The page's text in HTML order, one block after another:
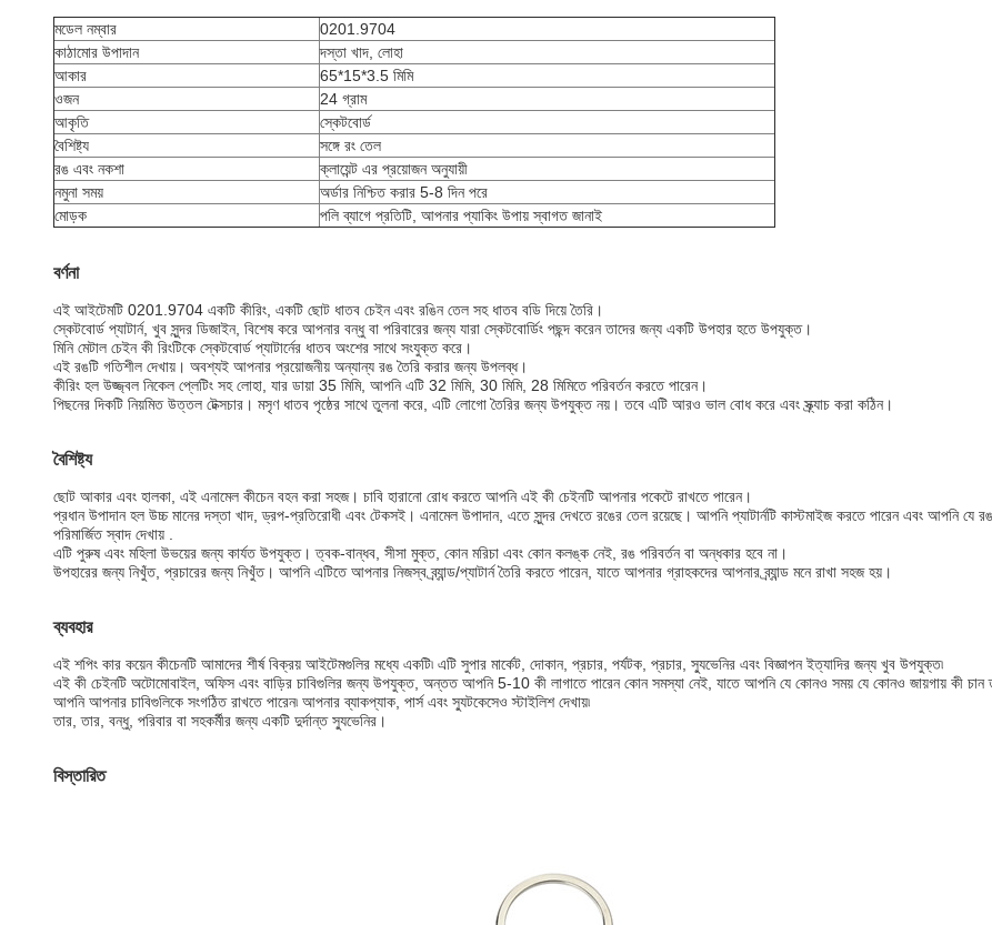
মডেল নম্বার
0201.9704
কাঠামোর উপাদান
দস্তা খাদ, লোহা
আকার
65*15*3.5 মিমি
ওজন
24 গ্রাম
আকৃতি
স্কেটবোর্ড
বৈশিষ্ট্য
সঙ্গে রং তেল
রঙ এবং নকশা
ক্লায়েন্ট এর প্রয়োজন অনুযায়ী
নমুনা সময়
অর্ডার নিশ্চিত করার 5-8 দিন পরে
মোড়ক
পলি ব্যাগে প্রতিটি, আপনার প্যাকিং উপায় স্বাগত জানাই
বর্ণনা
এই আইটেমটি 0201.9704 একটি কীরিং, একটি ছোট ধাতব চেইন এবং রঙিন তেল সহ ধাতব বডি দিয়ে তৈরি।
স্কেটবোর্ড প্যাটার্ন, খুব সুন্দর ডিজাইন, বিশেষ করে আপনার বন্ধু বা পরিবারের জন্য যারা স্কেটবোর্ডিং পছন্দ করেন তাদের জন্য একটি উপহার হতে উপযুক্ত।
মিনি মেটাল চেইন কী রিংটিকে স্কেটবোর্ড প্যাটার্নের ধাতব অংশের সাথে সংযুক্ত করে।
এই রঙটি গতিশীল দেখায়। অবশ্যই আপনার প্রয়োজনীয় অন্যান্য রঙ তৈরি করার জন্য উপলব্ধ।
কীরিং হল উজ্জ্বল নিকেল প্লেটিং সহ লোহা, যার ডায়া 35 মিমি, আপনি এটি 32 মিমি, 30 মিমি, 28 মিমিতে পরিবর্তন করতে পারেন।
পিছনের দিকটি নিয়মিত উত্তল টেক্সচার। মসৃণ ধাতব পৃষ্ঠের সাথে তুলনা করে, এটি লোগো তৈরির জন্য উপযুক্ত নয়। তবে এটি আরও ভাল বোধ করে এবং স্ক্র্যাচ করা কঠিন।
বৈশিষ্ট্য
ছোট আকার এবং হালকা, এই এনামেল কীচেন বহন করা সহজ। চাবি হারানো রোধ করতে আপনি এই কী চেইনটি আপনার পকেটে রাখতে পারেন।
প্রধান উপাদান হল উচ্চ মানের দস্তা খাদ, ড্রপ-প্রতিরোধী এবং টেকসই। এনামেল উপাদান, এতে সুন্দর দেখতে রঙের তেল রয়েছে। আপনি প্যাটার্নটি কাস্টমাইজ করতে পারেন এবং আপনি যে
পরিমার্জিত স্বাদ দেখায় .
এটি পুরুষ এবং মহিলা উভয়ের জন্য কার্যত উপযুক্ত। ত্বক-বান্ধব, সীসা মুক্ত, কোন মরিচা এবং কোন কলঙ্ক নেই, রঙ পরিবর্তন বা অন্ধকার হবে না।
উপহারের জন্য নিখুঁত, প্রচারের জন্য নিখুঁত। আপনি এটিতে আপনার নিজস্ব ব্র্যান্ড/প্যাটার্ন তৈরি করতে পারেন, যাতে আপনার গ্রাহকদের আপনার ব্র্যান্ড মনে রাখা সহজ হয়।
ব্যবহার
এই শপিং কার কয়েন কীচেনটি আমাদের শীর্ষ বিক্রয় আইটেমগুলির মধ্যে একটি৷ এটি সুপার মার্কেট, দোকান, প্রচার, পর্যটক, প্রচার, স্যুভেনির এবং বিজ্ঞাপন ইত্যাদির জন্য খুব উপযুক্ত৷
এই কী চেইনটি অটোমোবাইল, অফিস এবং বাড়ির চাবিগুলির জন্য উপযুক্ত, অন্তত আপনি 5-10 কী লাগাতে পারেন কোন সমস্যা নেই, যাতে আপনি যে কোনও সময় যে কোনও জায়গায় কী চান
আপনি আপনার চাবিগুলিকে সংগঠিত রাখতে পারেন৷ আপনার ব্যাকপ্যাক, পার্স এবং স্যুটকেসেও স্টাইলিশ দেখায়৷
তার, তার, বন্ধু, পরিবার বা সহকর্মীর জন্য একটি দুর্দান্ত স্যুভেনির।
বিস্তারিত